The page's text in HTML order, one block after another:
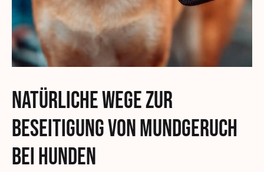
Natürliche Wege zur
Beseitigung von Mundgeruch
bei Hunden